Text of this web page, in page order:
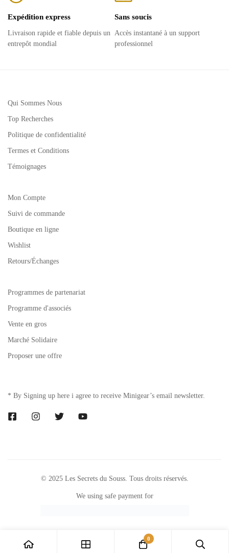
Expédition express
Livraison rapide et fiable depuis un
entrepôt mondial
Sans soucis
Accès instantané à un support
professionnel
Qui Sommes Nous
Top Recherches
Politique de confidentialité
Termes et Conditions
Témoignages
Mon Compte
Suivi de commande
Boutique en ligne
Wishlist
Retours/Échanges
Programmes de partenariat
Programme d'associés
Vente en gros
Marché Solidaire
Proposer une offre
* By Signing up here i agree to receive Minigear’s email newsletter.
© 2025 Les Secrets du Souss. Tous droits réservés.
We using safe payment for
0